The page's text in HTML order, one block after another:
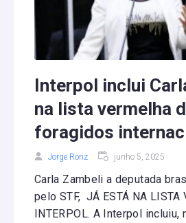
Interpol inclui
na lista vermelha
foragidos
Jorge Roriz junho 5, 2025
Carla Zambeli a deputada
pelo STF, JÁ ESTÁ NA LISTA
INTERPOL. A Interpol